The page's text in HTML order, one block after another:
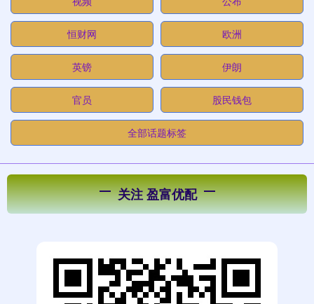
恒财网 欧洲
英镑 伊朗
官员 股民钱包
全部话题标签
关注 盈富优配